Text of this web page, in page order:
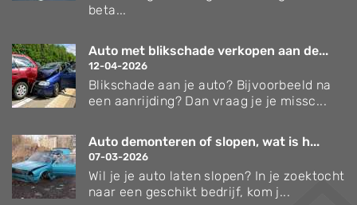
beta...
Auto met blikschade verkopen aan de...
12-04-2026
Blikschade aan je auto? Bijvoorbeeld na
een aanrijding? Dan vraag je je missc...
Auto demonteren of slopen, wat is h...
07-03-2026
Wil je je auto laten slopen? In je zoektocht
naar een geschikt bedrijf, kom j...